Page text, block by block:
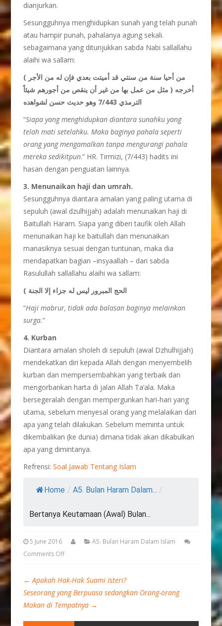
dianjurkan.
Sesungguhnya menghidupkan sunah yang telah punah
atau hampir punah, pahalanya agung sekali.
sebagaimana yang ditunjukkan sabda Nabi sallallahu
alaihi wa sallam:
( من أحيا سنة من سنتي قد أميتت بعدي فإن له من الأجر
مثل من عمل بها من غير أن ينقص من أجورهم شيئاً ) أخرجه
الترمذي 7/443 وهو حديث حسن لشواهده
“Siapa yang menghidupkan diantara sunahku yang
telah mati setelahku. Maka baginya pahala seperti
orang yang mengamalkan tanpa mengurangi pahala
mereka sedikitpun.” HR. Tirmizi, (7/443) hadits ini
hasan dengan penguatan lainnya.
3. Menunaikan haji dan umrah.
Sesungguhnya diantara amalan yang paling utama di
sepuluh (awal dzulhijjah) adalah menunaikan haji di
Baitullah Haram. Siapa yang diberi taufik oleh Allah
menunaikan haji ke baitullah dan menunaikan
manasiknya sesuai dengan tuntunan, maka dia
mendapatkan bagian –insyaallah – dari sabda
Rasulullah sallallahu alaihi wa sallam:
( الحج المبرور ليس له جزاء إلا الجنة
“Haji mabrur, tidak ada balasan baginya melainkan
surga.”
4. Kurban
Diantara amalan sholeh di sepuluh (awal Dzhulhijjah)
mendekatkan diri kepada Allah dengan menyembelih
kurban dan mempersembahkan yang terbaik dan
mengorbankan harta di jalan Allah Ta’ala. Maka
bersegeralah dengan mempergunkan hari-hari yang
utama, sebelum menyesal orang yang melalaikan dari
apa yang telah dilakukan. Sebelum meminta untuk
dikembalikan (ke dunia) dimana tidak akan dikabulkan
apa yang dimintanya.
Refrensi:Soal Jawab Tentang Islam
Home / A5. Bulan Haram Dalam... /
Bertanya Keutamaan (Awal) Bulan...
5 June 2016
A5. Bulan Haram Dalam Islam
Comments Off
← Apakah Hak-Hak Suami Isteri?
Seseorang yang Berpuasa sedangkan Orang-orang
Makan di Tempatnya →